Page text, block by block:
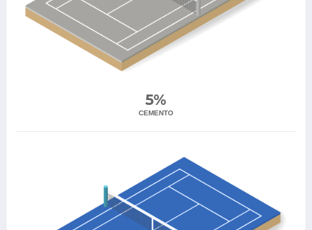
5%
CEMENTO